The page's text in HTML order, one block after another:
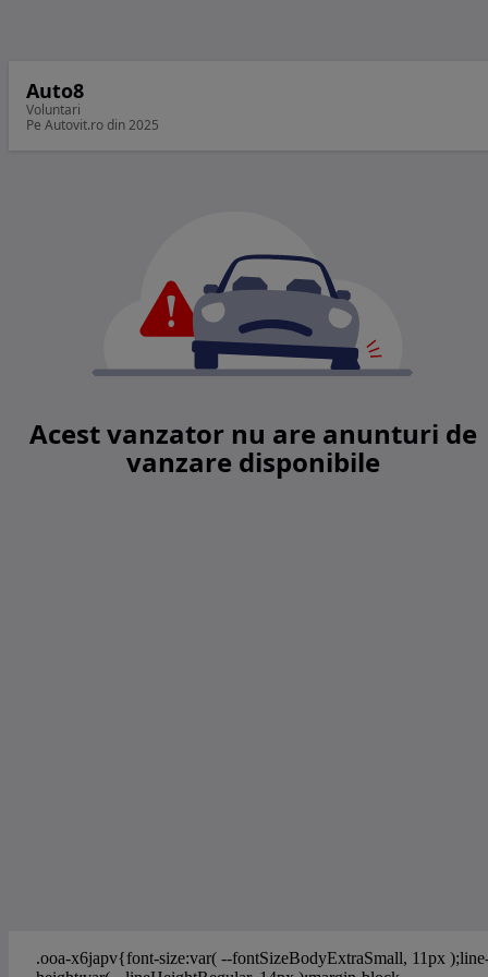
Auto8
Voluntari
Pe Autovit.ro din 2025
Acest vanzator nu are anunturi de
vanzare disponibile